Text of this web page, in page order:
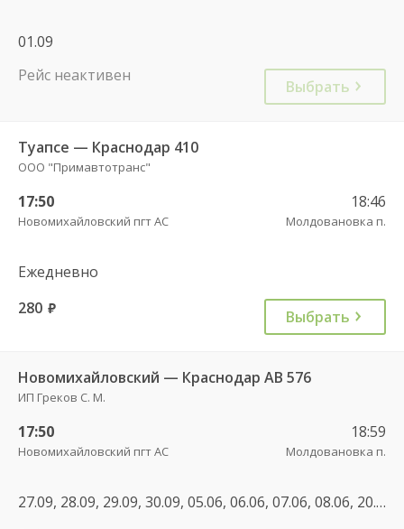
01.09
Рейс неактивен
Выбрать
Туапсе — Краснодар 410
ООО "Примавтотранс"
17:50
Новомихайловский пгт АС
18:46
Молдовановка п.
Ежедневно
280 руб. Выбрать
Новомихайловский — Краснодар АВ 576
ИП Греков С. М.
17:50
Новомихайловский пгт АС
18:59
Молдовановка п.
27.09, 28.09, 29.09, 30.09, 05.06, 06.06, 07.06, 08.06, 20.09, 21.09, 22.09, 23.09, 24.09, 25.09, 26.09